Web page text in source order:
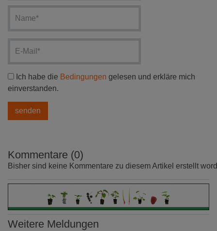
Ich habe die Bedingungen gelesen und erkläre mich
einverstanden.
Kommentare (0)
Bisher sind keine Kommentare zu diesem Artikel erstellt
Weitere Meldungen